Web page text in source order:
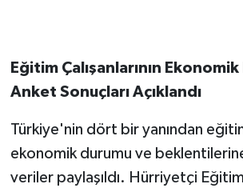
Eğitim Çalışanlarının
Anket Sonuçları Açıklandı
Türkiye'nin dört bir yanından eğitim
ekonomik durumu ve
veriler paylaşıldı. Hürriyetçi